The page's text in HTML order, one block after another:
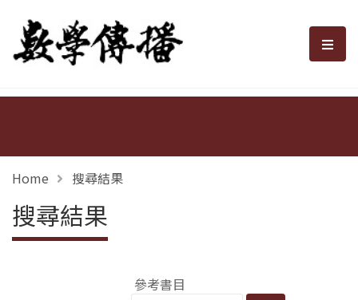
數學傳播 選
Home 搜尋結果
搜尋結果
參考書目